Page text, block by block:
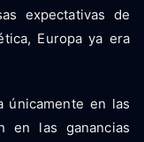
expectativas de
Europa ya era
únicamente en las
en las ganancias